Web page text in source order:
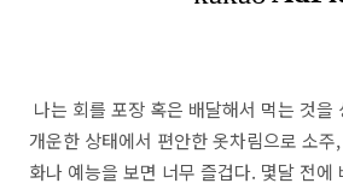
나는 회를 포장 혹은 배달해서 먹는 것을
개운한 상태에서 편안한 옷차림으로 소
화나 예능을 보면 너무 즐겁다. 몇달 전에